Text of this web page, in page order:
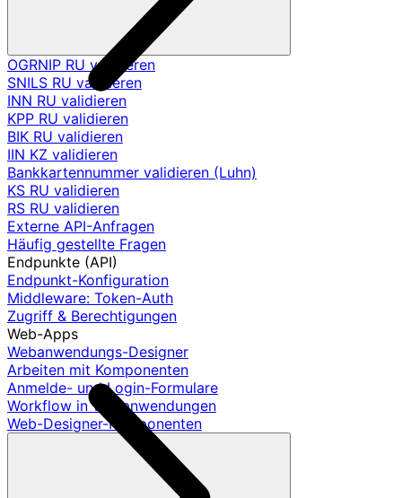
OGRNIP RU validieren
SNILS RU validieren
INN RU validieren
KPP RU validieren
BIK RU validieren
IIN KZ validieren
Bankkartennummer validieren (Luhn)
KS RU validieren
RS RU validieren
Externe API-Anfragen
Häufig gestellte Fragen
Endpunkte (API)
Endpunkt-Konfiguration
Middleware: Token-Auth
Zugriff & Berechtigungen
Web-Apps
Webanwendungs-Designer
Arbeiten mit Komponenten
Anmelde- und Login-Formulare
Workflow in Webanwendungen
Web-Designer-Komponenten